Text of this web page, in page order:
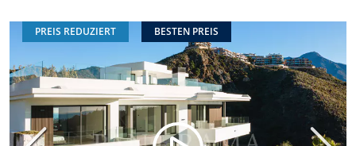
PREIS REDUZIERT BESTEN PREIS